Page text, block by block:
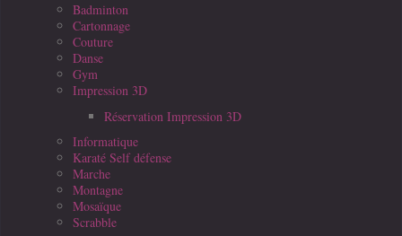
Badminton
Cartonnage
Couture
Danse
Gym
Impression 3D
Réservation Impression 3D
Informatique
Karaté Self défense
Marche
Montagne
Mosaïque
Scrabble